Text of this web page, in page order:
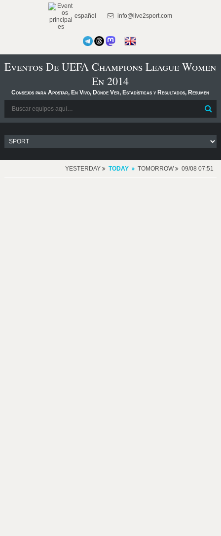
español info@live2sport.com
Eventos De UEFA Champions League Women
En 2014
Consejos para Apostar, En Vivo, Dónde Ver, Estadísticas y Resultados, Resumen
YESTERDAY TODAY TOMORROW 09/08 07:51